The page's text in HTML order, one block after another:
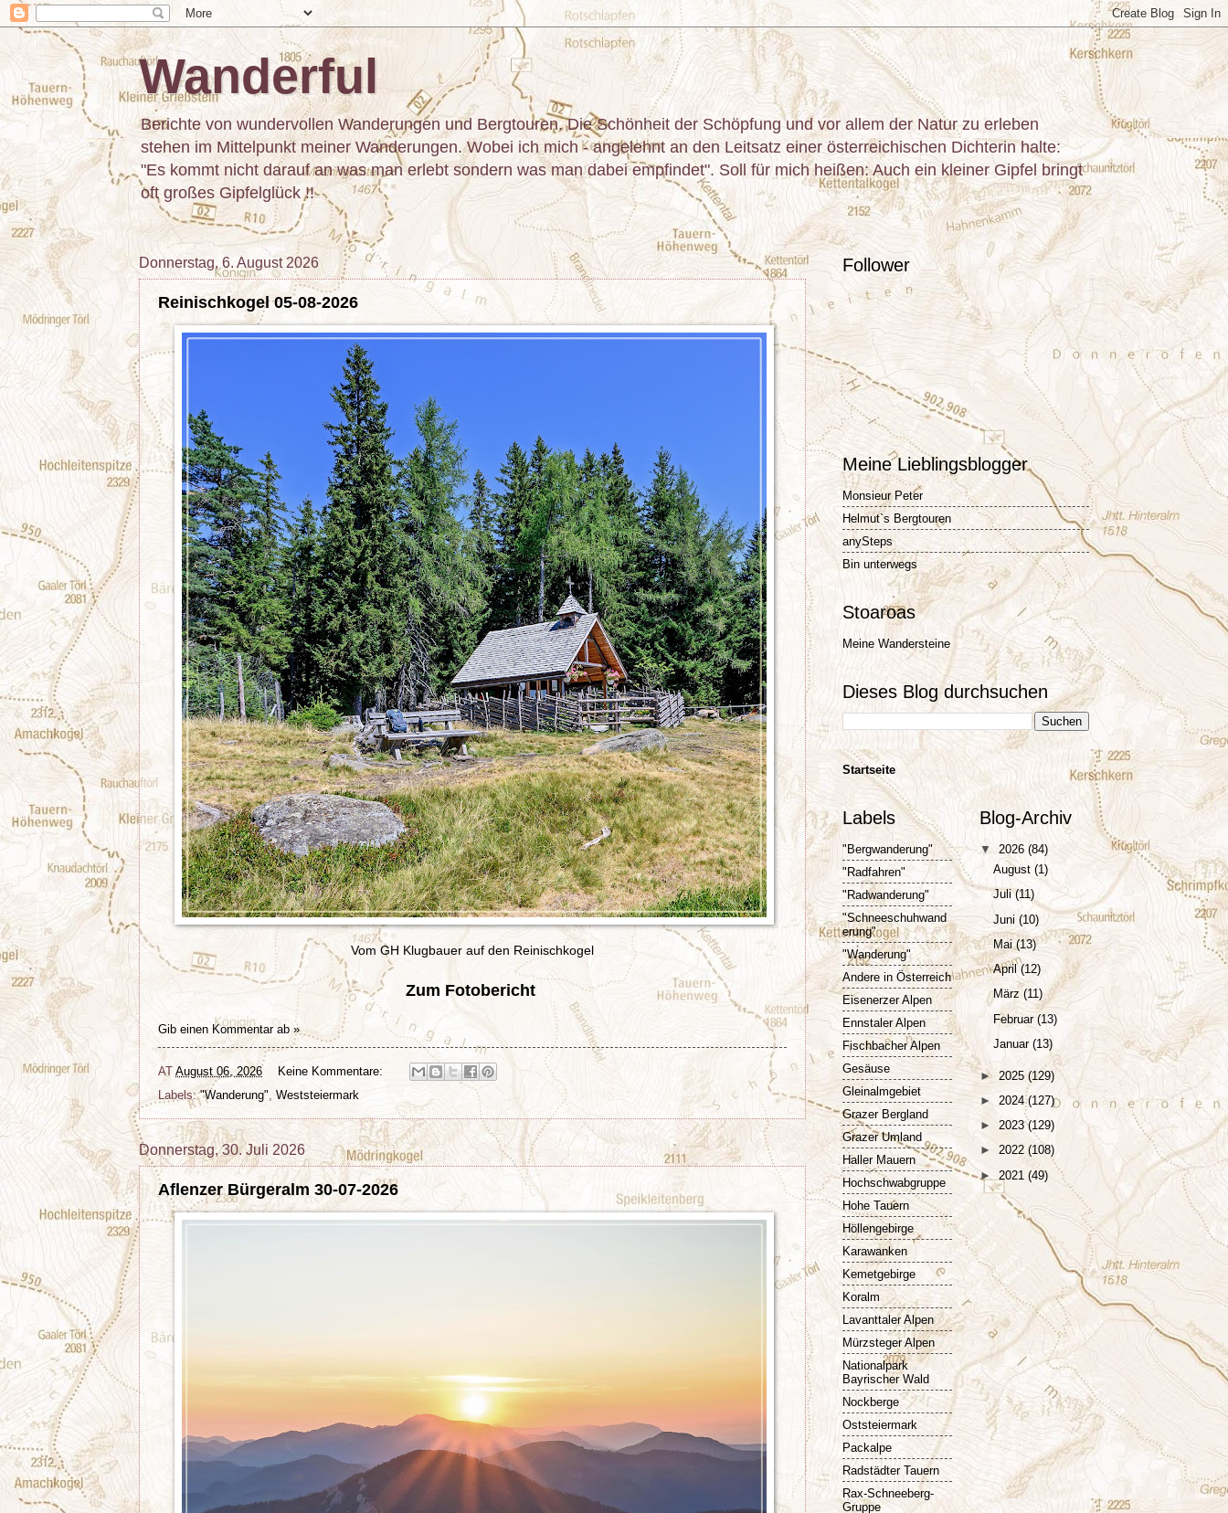
Wanderful
Berichte von wundervollen Wanderungen und Bergtouren. Die Schönheit der Schöpfung und vor allem der Natur zu erleben
stehen im Mittelpunkt meiner Wanderungen. Wobei ich mich - angelehnt an den Leitsatz einer österreichischen Dichterin halte:
"Es kommt nicht darauf an was man erlebt sondern was man dabei empfindet". Soll für mich heißen: Auch ein kleiner Gipfel bringt
oft großes Gipfelglück !!
Donnerstag, 6. August 2026
Reinischkogel 05-08-2026
Vom GH Klugbauer auf den Reinischkogel
Zum Fotobericht
Gib einen Kommentar ab »
AT August 06, 2026
Keine Kommentare:
Labels:"Wanderung", Weststeiermark
Donnerstag, 30. Juli 2026
Aflenzer Bürgeralm 30-07-2026
Follower
Meine Lieblingsblogger
Monsieur Peter
Helmut`s Bergtouren
anySteps
Bin unterwegs
Stoaroas
Meine Wandersteine
Dieses Blog durchsuchen
Startseite
Labels
"Bergwanderung"
"Radfahren"
"Radwanderung"
"Schneeschuhwand
erung"
"Wanderung"
Andere in Österreich
Eisenerzer Alpen
Ennstaler Alpen
Fischbacher Alpen
Gesäuse
Gleinalmgebiet
Grazer Bergland
Grazer Umland
Haller Mauern
Hochschwabgruppe
Hohe Tauern
Höllengebirge
Karawanken
Kemetgebirge
Koralm
Lavanttaler Alpen
Mürzsteger Alpen
Nationalpark
Bayrischer Wald
Nockberge
Oststeiermark
Packalpe
Radstädter Tauern
Rax-Schneeberg-
Gruppe
Blog-Archiv
▼ 2026 (84)
August(1)
Juli(11)
Juni(10)
Mai(13)
April(12)
März(11)
Februar(13)
Januar(13)
► 2025 (129)
► 2024(127)
► 2023(129)
► 2022 (108)
► 2021 (49)